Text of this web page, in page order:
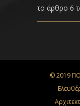
το άρθρο 6
© 2019